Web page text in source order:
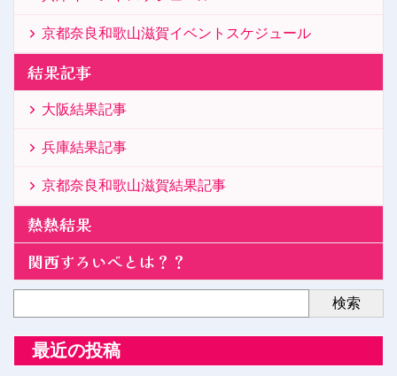
京都奈良和歌山滋賀イベントスケジュール
結果記事
大阪結果記事
兵庫結果記事
京都奈良和歌山滋賀結果記事
熱熱結果
関西すろいべとは？？
検索
最近の投稿